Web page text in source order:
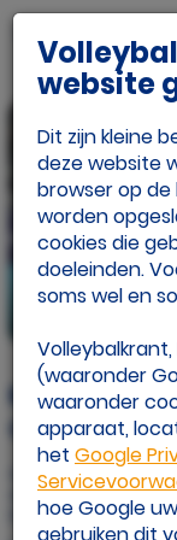
Buijs en Van
Cup
Gepubliceerd op
do 20 feb. 2025
Door: Eline Draaisma
website
Dit zijn kleine
deze website
browser op
worden
cookies die
doeleinden.
soms wel en
(waaronder
waaronder
apparaat,
het Google
hoe Google